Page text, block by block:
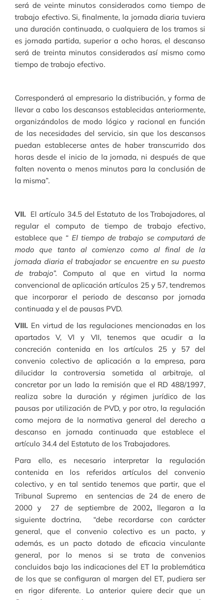
será de veinte minutos considerados como tiempo de
trabajo efectivo. Si, finalmente, la jornada diaria tuviera
una duración continuada, o cualquiera de los tramos si
es jornada partida, superior a ocho horas, el descanso
será de treinta minutos considerados así mismo como
tiempo de trabajo efectivo.
Corresponderá al empresario la distribución, y forma de
llevar a cabo los descansos establecidas anteriormente,
organizándolos de modo lógico y racional en función
de las necesidades del servicio, sin que los descansos
puedan establecerse antes de haber transcurrido dos
horas desde el inicio de la jornada, ni después de que
falten noventa o menos minutos para la conclusión de
la misma”.
VII. El artículo 34.5 del Estatuto de los Trabajadores, al
regular el computo de tiempo de trabajo efectivo,
establece que “ El tiempo de trabajo se computará de
modo que tanto al comienzo como al final de la
jornada diaria el trabajador se encuentre en su puesto
de trabajo”. Computo al que en virtud la norma
convencional de aplicación artículos 25 y 57, tendremos
que incorporar el periodo de descanso por jornada
continuada y el de pausas PVD.
VIII. En virtud de las regulaciones mencionadas en los
apartados V, VI y VII, tenemos que acudir a la
concreción contenida en los artículos 25 y 57 del
convenio colectivo de aplicación a la empresa, para
dilucidar la controversia sometida al arbitraje, al
concretar por un lado la remisión que el RD 488/1997,
realiza sobre la duración y régimen jurídico de las
pausas por utilización de PVD, y por otro, la regulación
como mejora de la normativa general del derecho a
descanso en jornada continuada que establece el
artículo 34.4 del Estatuto de los Trabajadores.
Para ello, es necesario interpretar la regulación
contenida en los referidos artículos del convenio
colectivo, y en tal sentido tenemos que partir, que el
Tribunal Supremo en sentencias de 24 de enero de
2000 y 27 de septiembre de 2002, llegaron a la
siguiente doctrina, “debe recordarse con carácter
general, que el convenio colectivo es un pacto, y
además, es un pacto dotado de eficacia vinculante
general, por lo menos si se trata de convenios
concluidos bajo las indicaciones del ET la problemática
de los que se configuran al margen del ET, pudiera ser
en rigor diferente. Lo anterior quiere decir que un